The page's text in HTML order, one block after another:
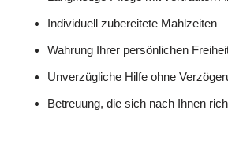
Individuell zubereitete Mahlzeiten
Wahrung Ihrer persönlichen
Unverzügliche Hilfe ohne
Betreuung, die sich nach Ihnen